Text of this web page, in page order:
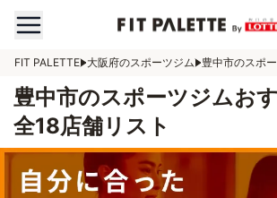
FIT PALETTE 大阪府のスポーツジム 豊中市のスポ
豊中市のスポーツジムお
全18店舗リスト